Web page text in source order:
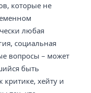
которые не
любая
социальная
вопросы – может
быть
критике, хейту и